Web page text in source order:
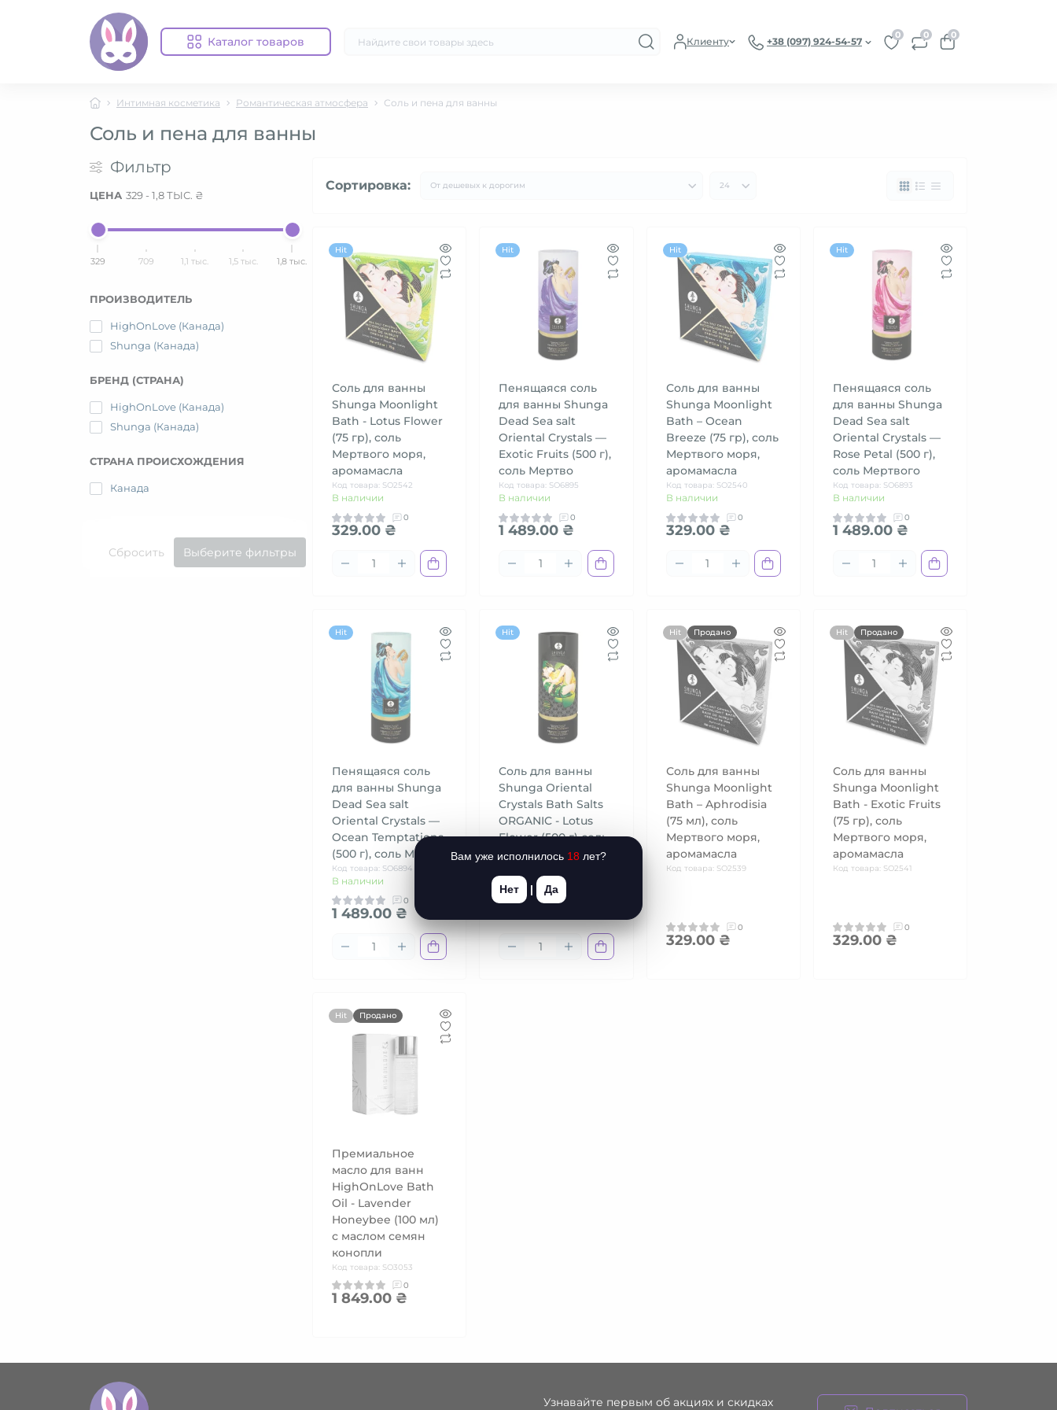
Каталог товаров Клиенту +38 (097) 924-54-57
0 0 0
Интимная косметика Романтическая атмосфера Соль и пена для ванны
Соль и пена для ванны
Фильтр
329- 1,8 ТЫС. ₴
ЦЕНА
329 709 1,1 тыс. 1,5 тыс. 1,8 тыс.
ПРОИЗВОДИТЕЛЬ
HighOnLove (Канада)
Shunga (Канада)
БРЕНД (СТРАНА)
HighOnLove (Канада)
Shunga (Канада)
СТРАНА ПРОИСХОЖДЕНИЯ
Канада
Сбросить Выберите фильтры
Сортировка:
Hit
Соль для ванны
Shunga Moonlight
Bath - Lotus Flower
(75 гр), соль
Мертвого моря,
аромамасла
Код товара: SO2542
В наличии
0
329.00 ₴
Hit
Пенящаяся соль
для ванны Shunga
Dead Sea salt
Oriental Crystals —
Exotic Fruits (500 г),
соль Мертво
Код товара: SO6895
В наличии
0
1 489.00 ₴
Hit
Соль для ванны
Shunga Moonlight
Bath – Ocean
Breeze (75 гр), соль
Мертвого моря,
аромамасла
Код товара: SO2540
В наличии
0
329.00 ₴
Hit
Пенящаяся соль
для ванны Shunga
Dead Sea salt
Oriental Crystals —
Rose Petal (500 г),
соль Мертвого
Код товара: SO6893
В наличии
0
1 489.00 ₴
Hit
Пенящаяся соль
для ванны Shunga
Dead Sea salt
Oriental Crystals —
Ocean Temptations
(500 г), соль Ме
Код товара: SO6894
В наличии
0
1 489.00 ₴
Hit
Соль для ванны
Shunga Oriental
Crystals Bath Salts
ORGANIC - Lotus
Flower (500 г) соль
Мертвого моря
В наличии
Hit Продано
Соль для ванны
Shunga Moonlight
Bath – Aphrodisia
(75 мл), соль
Мертвого моря,
аромамасла
Код товара: SO2539
0
329.00 ₴
Hit Продано
Соль для ванны
Shunga Moonlight
Bath - Exotic Fruits
(75 гр), соль
Мертвого моря,
аромамасла
Код товара: SO2541
0
329.00 ₴
Hit Продано
Премиальное
масло для ванн
HighOnLove Bath
Oil - Lavender
Honeybee (100 мл)
с маслом семян
конопли
Код товара: SO3053
0
1 849.00 ₴
Узнавайте первым об акциях и скидках
Вам уже исполнилось 18 лет?
Нет | Да